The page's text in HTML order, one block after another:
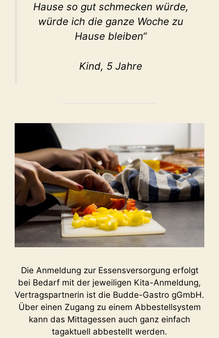
Hause so gut schmecken würde,
würde ich die ganze Woche zu
Hause bleiben“
Kind, 5 Jahre
Die Anmeldung zur Essensversorgung erfolgt
bei Bedarf mit der jeweiligen Kita-Anmeldung,
Vertragspartnerin ist die Budde-Gastro gGmbH.
Über einen Zugang zu einem Abbestellsystem
kann das Mittagessen auch ganz einfach
tagaktuell abbestellt werden.